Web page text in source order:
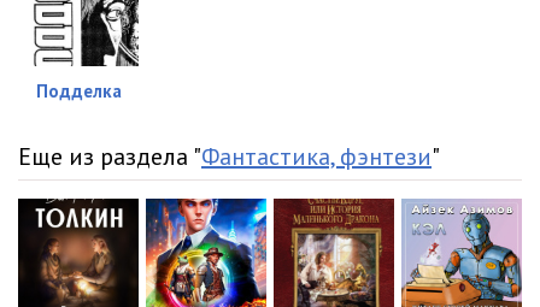
Подделка
Еще из раздела "Фантастика, фэнтези"